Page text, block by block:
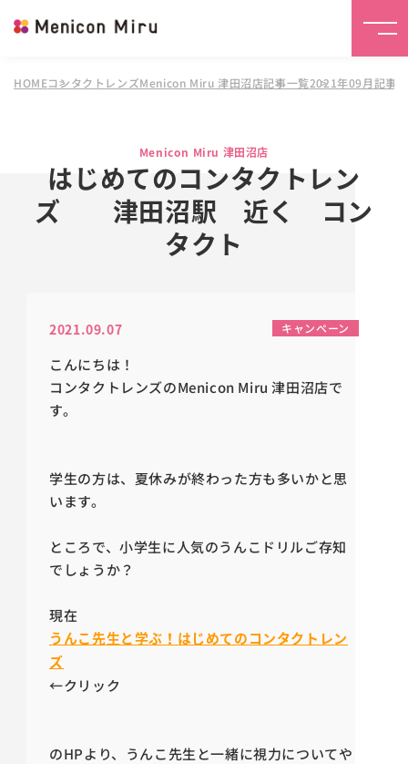
HOMEコンタクトレンズMenicon Miru 津田沼店記事一覧2021年09月記事
Menicon Miru 津田沼店
はじめてのコンタクトレン
ズ 津田沼駅 近く コン
タクト
2021.09.07 キャンペーン
こんにちは！
コンタクトレンズのMenicon Miru 津田沼店で
す。
学生の方は、夏休みが終わった方も多いかと思
います。
ところで、小学生に人気のうんこドリルご存知
でしょうか？
現在
うんこ先生と学ぶ！はじめてのコンタクトレン
ズ
←クリック
のHPより、うんこ先生と一緒に視力についてや